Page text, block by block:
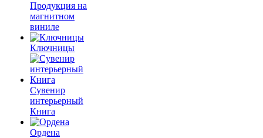
Продукция на
магнитном
виниле
Ключницы
Сувенир
интерьерный
Книга
Ордена